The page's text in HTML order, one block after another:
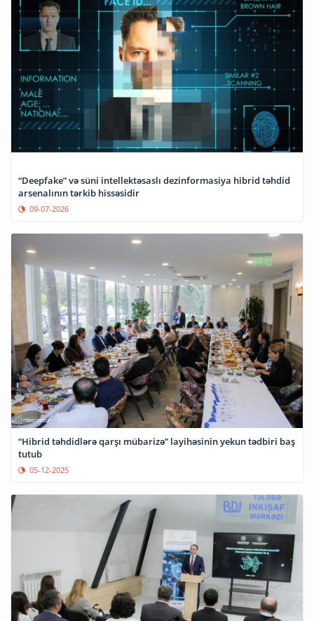
“Deepfake” və süni intellektəsaslı dezinformasiya hibrid təhdid
arsenalının tərkib hissəsidir
09-07-2026
“Hibrid təhdidlərə qarşı mübarizə” layihəsinin yekun tədbiri baş
tutub
05-12-2025